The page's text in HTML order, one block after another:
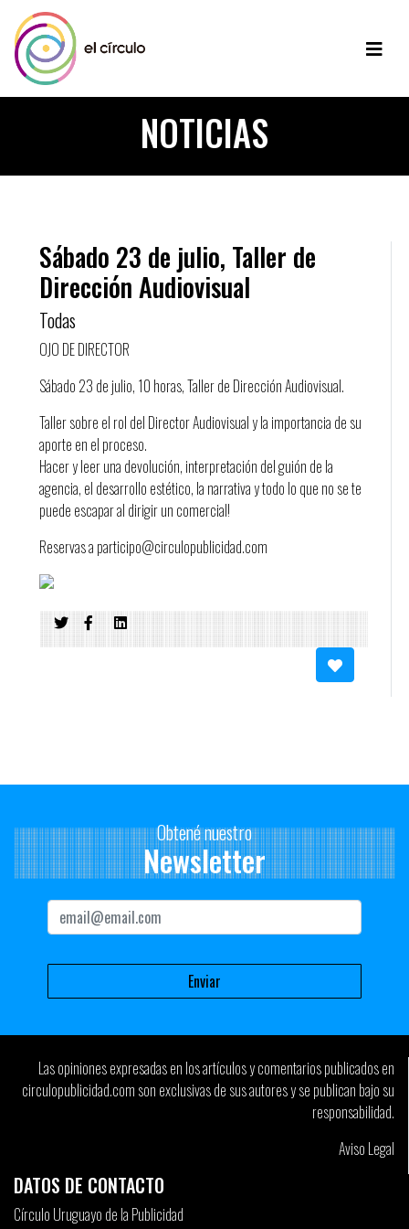
NOTICIAS
Sábado 23 de julio, Taller de
Dirección Audiovisual
Todas
OJO DE DIRECTOR
Sábado 23 de julio, 10 horas, Taller de Dirección Audiovisual.
Taller sobre el rol del Director Audiovisual y la importancia de su
aporte en el proceso.
Hacer y leer una devolución, interpretación del guión de la
agencia, el desarrollo estético, la narrativa y todo lo que no se te
puede escapar al dirigir un comercial!
Reservas a participo@circulopublicidad.com
Obtené nuestro
Newsletter
Las opiniones expresadas en los artículos y comentarios publicados en
circulopublicidad.com son exclusivas de sus autores y se publican bajo su
responsabilidad.
Aviso Legal
DATOS DE CONTACTO
Círculo Uruguayo de la Publicidad